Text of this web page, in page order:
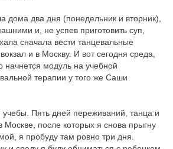
дома два дня (понедельник и вторник),
и, не успев приготовить суп,
сначала вести танцевальные
и в Москву. И вот сегодня среда,
начнется модуль на учебной
терапии у того же Саши
Пять дней переживаний, танца и
Москве, после которых я снова прыгну
я пробуду там ровно три дня.